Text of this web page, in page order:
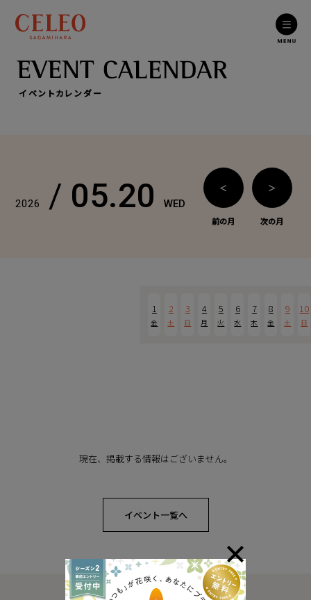
イベントカレンダー
2026 / 05.20WED
＜
前の月
＞
次の月
1
金
2
土
3
日
4
月
5
火
6
水
7
木
8
金
9
土
10
日
現在、掲載する情報はございません。
イベント一覧へ